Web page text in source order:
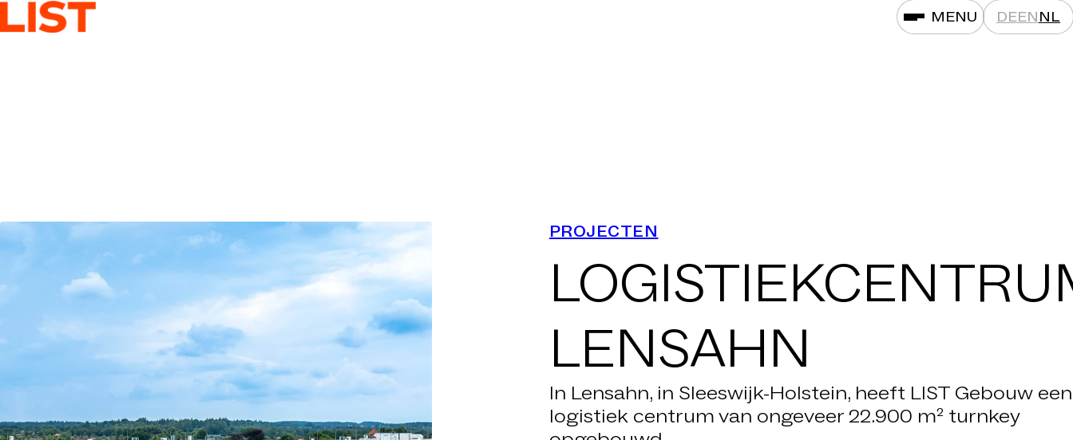
MENU DEENNL
LOCATIES
PROJECTEN
NIEUWS
MAATSCHAPPIJEN
PROJECTEN
LENSAHN
In Lensahn, in Sleeswijk-Holstein, heeft LIST Gebouw een
logistiek centrum van ongeveer 22.900 m² turnkey